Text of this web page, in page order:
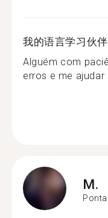
我的语言学习伙
Alguém com
erros e me ajudar
M.